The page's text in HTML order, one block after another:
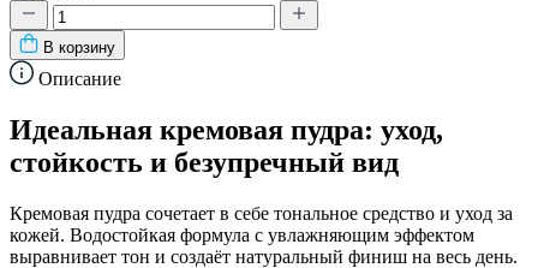
В корзину
Описание
Идеальная кремовая пудра: уход,
стойкость и безупречный вид
Кремовая пудра сочетает в себе тональное средство и уход за
кожей. Водостойкая формула с увлажняющим эффектом
выравнивает тон и создаёт натуральный финиш на весь день.